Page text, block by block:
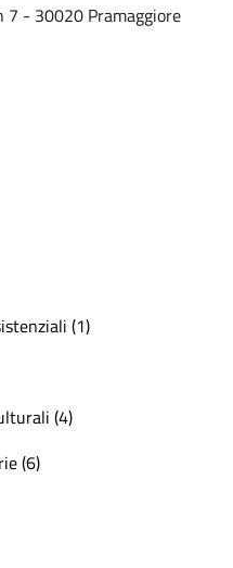
7 - 30020 Pramaggiore
(1)
(4)
(6)